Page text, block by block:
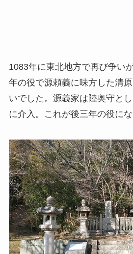
1083年に東北地方で再び争い
年の役で源頼義に味方した清
いでした。源義家は陸奥守と
に介入。これが後三年の役にな